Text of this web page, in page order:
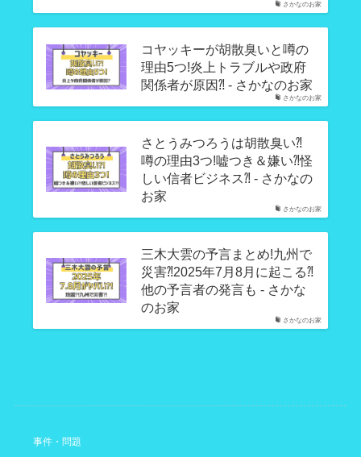
さかなのお家
さかなのお家
コヤッキーが胡散臭いと噂の
理由5つ!炎上トラブルや政府
関係者が原因⁈ - さかなのお家
さかなのお家
さとうみつろうは胡散臭い⁈
噂の理由3つ!嘘つき＆嫌い⁈怪
しい信者ビジネス⁈ - さかなの
お家
さかなのお家
三木大雲の予言まとめ!九州で
災害⁈2025年7月8月に起こる⁈
他の予言者の発言も - さかな
のお家
事件・問題